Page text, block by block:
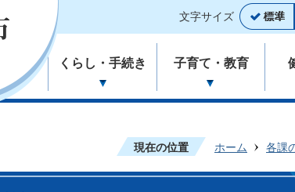
文字サイズ
くらし・手続き 子育て・教育
現在の位置 ホーム 各課